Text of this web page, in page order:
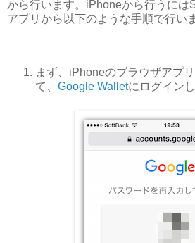
から行います。iPhoneから行うには
アプリから以下のような手順で行い
まず、iPhoneのブラウザアプ
て、 Google Walletにログインし